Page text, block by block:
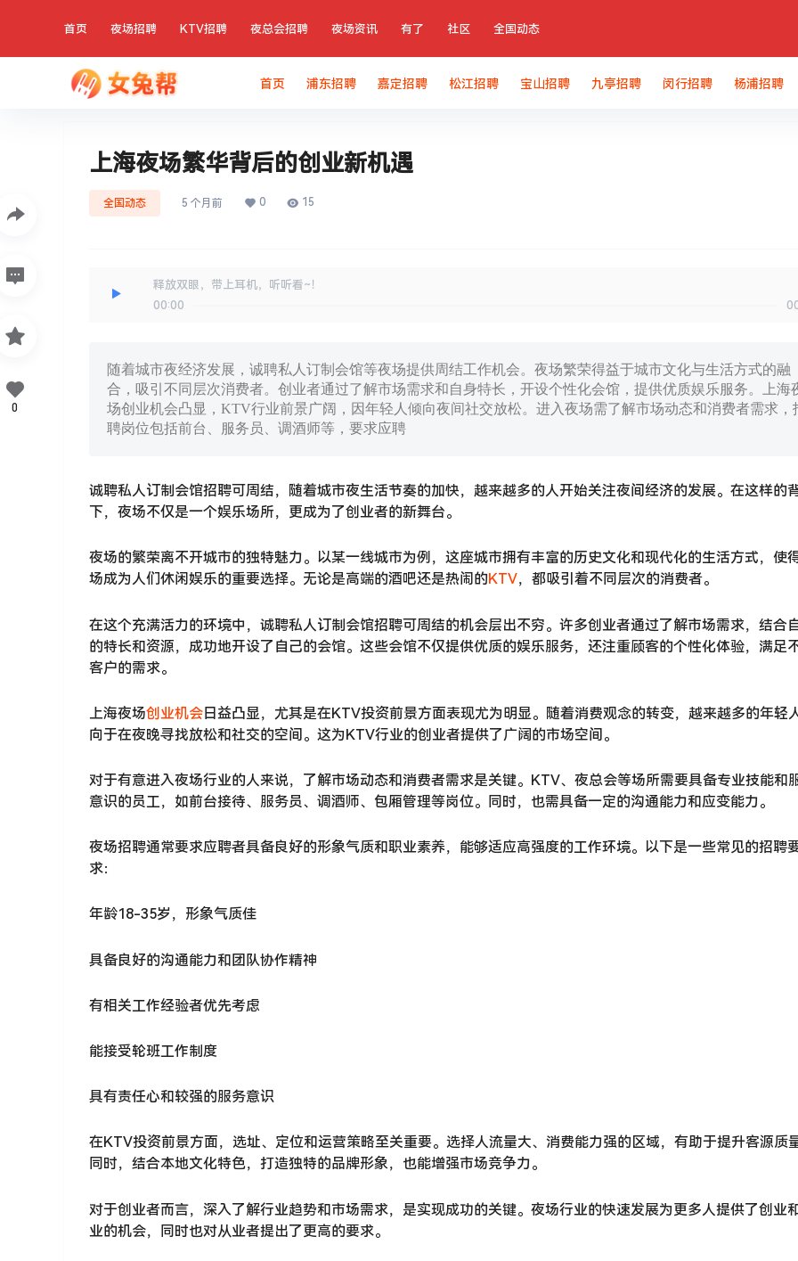
首页 夜场招聘 KTV招聘 夜总会招聘 夜场资讯 有了 社区 全国动态
首页 浦东招聘 嘉定招聘 松江招聘 宝山招聘 九亭招聘 闵行招聘 杨浦招聘
上海夜场繁华背后的创业新机遇
全国动态 5 个月前 0 15
释放双眼，带上耳机，听听看~！
00:00
随着城市夜经济发展，诚聘私人订制会馆等夜场提供周结工作机会。夜场繁荣得益于城市文化与生活方式的融
合，吸引不同层次消费者。创业者通过了解市场需求和自身特长，开设个性化会馆，提供优质娱乐服务。上海
场创业机会凸显，KTV行业前景广阔，因年轻人倾向夜间社交放松。进入夜场需了解市场动态和消费者需求，
聘岗位包括前台、服务员、调酒师等，要求应聘
诚聘私人订制会馆招聘可周结，随着城市夜生活节奏的加快，越来越多的人开始关注夜间经济的发展。在这样的
下，夜场不仅是一个娱乐场所，更成为了创业者的新舞台。
夜场的繁荣离不开城市的独特魅力。以某一线城市为例，这座城市拥有丰富的历史文化和现代化的生活方式，使
场成为人们休闲娱乐的重要选择。无论是高端的酒吧还是热闹的KTV，都吸引着不同层次的消费者。
在这个充满活力的环境中，诚聘私人订制会馆招聘可周结的机会层出不穷。许多创业者通过了解市场需求，结合
的特长和资源，成功地开设了自己的会馆。这些会馆不仅提供优质的娱乐服务，还注重顾客的个性化体验，满足
客户的需求。
上海夜场创业机会 日益凸显，尤其是在KTV投资前景方面表现尤为明显。随着消费观念的转变，越来越多的年轻
向于在夜晚寻找放松和社交的空间。这为KTV行业的创业者提供了广阔的市场空间。
对于有意进入夜场行业的人来说，了解市场动态和消费者需求是关键。KTV、夜总会等场所需要具备专业技能和
意识的员工，如前台接待、服务员、调酒师、包厢管理等岗位。同时，也需具备一定的沟通能力和应变能力。
夜场招聘通常要求应聘者具备良好的形象气质和职业素养，能够适应高强度的工作环境。以下是一些常见的招聘
求：
年龄18-35岁，形象气质佳
具备良好的沟通能力和团队协作精神
有相关工作经验者优先考虑
能接受轮班工作制度
具有责任心和较强的服务意识
在KTV投资前景方面，选址、定位和运营策略至关重要。选择人流量大、消费能力强的区域，有助于提升客源质量
同时，结合本地文化特色，打造独特的品牌形象，也能增强市场竞争力。
对于创业者而言，深入了解行业趋势和市场需求，是实现成功的关键。夜场行业的快速发展为更多人提供了创业
业的机会，同时也对从业者提出了更高的要求。
0